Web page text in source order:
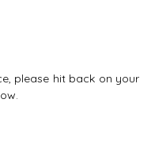
please hit back on your